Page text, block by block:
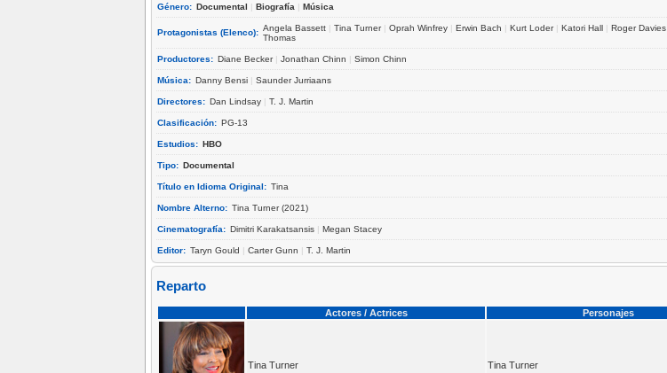
Género: Documental | Biografía | Música
Protagonistas (Elenco): Angela Bassett | Tina Turner| Oprah Winfrey | Erwin Bach | Kurt Loder| Katori Hall | Roger Davies
Thomas
Productores: Diane Becker| Jonathan Chinn | Simon Chinn
Música: Danny Bensi | Saunder Jurriaans
Directores: Dan Lindsay | T. J. Martin
Clasificación: PG-13
Estudios: HBO
Tipo: Documental
Título en Idioma Original: Tina
Nombre Alterno: Tina Turner (2021)
Cinematografía: Dimitri Karakatsansis | Megan Stacey
Editor: Taryn Gould | Carter Gunn | T. J. Martin
Reparto
Actores / Actrices Personajes
Tina Turner Tina Turner